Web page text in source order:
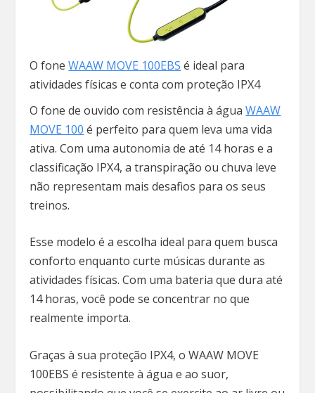
O foneWAAW MOVE 100EBS é ideal para
atividades físicas e conta com proteção IPX4
O fone de ouvido com resistência à águaWAAW
MOVE 100 é perfeito para quem leva uma vida
ativa. Com uma autonomia de até 14 horas e a
classificação IPX4, a transpiração ou chuva leve
não representam mais desafios para os seus
treinos.
Esse modelo é a escolha ideal para quem busca
conforto enquanto curte músicas durante as
atividades físicas. Com uma bateria que dura até
14 horas, você pode se concentrar no que
realmente importa.
Graças à sua proteção IPX4, o WAAW MOVE
100EBS é resistente à água e ao suor,